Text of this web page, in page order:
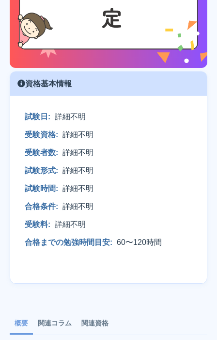
資格基本情報
試験日: 詳細不明
受験資格: 詳細不明
受験者数: 詳細不明
試験形式: 詳細不明
試験時間: 詳細不明
合格条件: 詳細不明
受験料: 詳細不明
合格までの勉強時間目安: 60〜120時間
概要 関連コラム 関連資格